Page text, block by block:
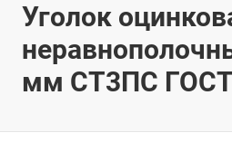
Уголок
мм СТ3ПС ГОСТ